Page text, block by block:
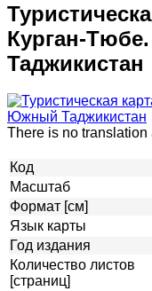
Курган-
Таджикистан
There is no translation
Код
Масштаб
Формат [см]
Язык карты
Год издания
Количество листов
[страниц]